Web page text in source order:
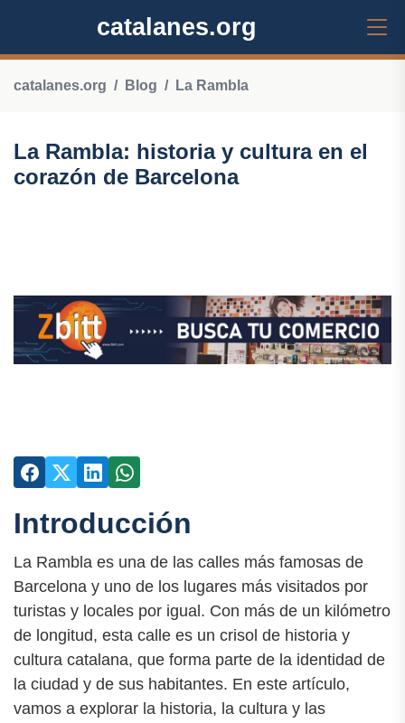
catalanes.org
catalanes.org Blog La Rambla
La Rambla: historia y cultura en el
corazón de Barcelona
Introducción
La Rambla es una de las calles más famosas de
Barcelona y uno de los lugares más visitados por
turistas y locales por igual. Con más de un kilómetro
de longitud, esta calle es un crisol de historia y
cultura catalana, que forma parte de la identidad de
la ciudad y de sus habitantes. En este artículo,
vamos a explorar la historia, la cultura y las